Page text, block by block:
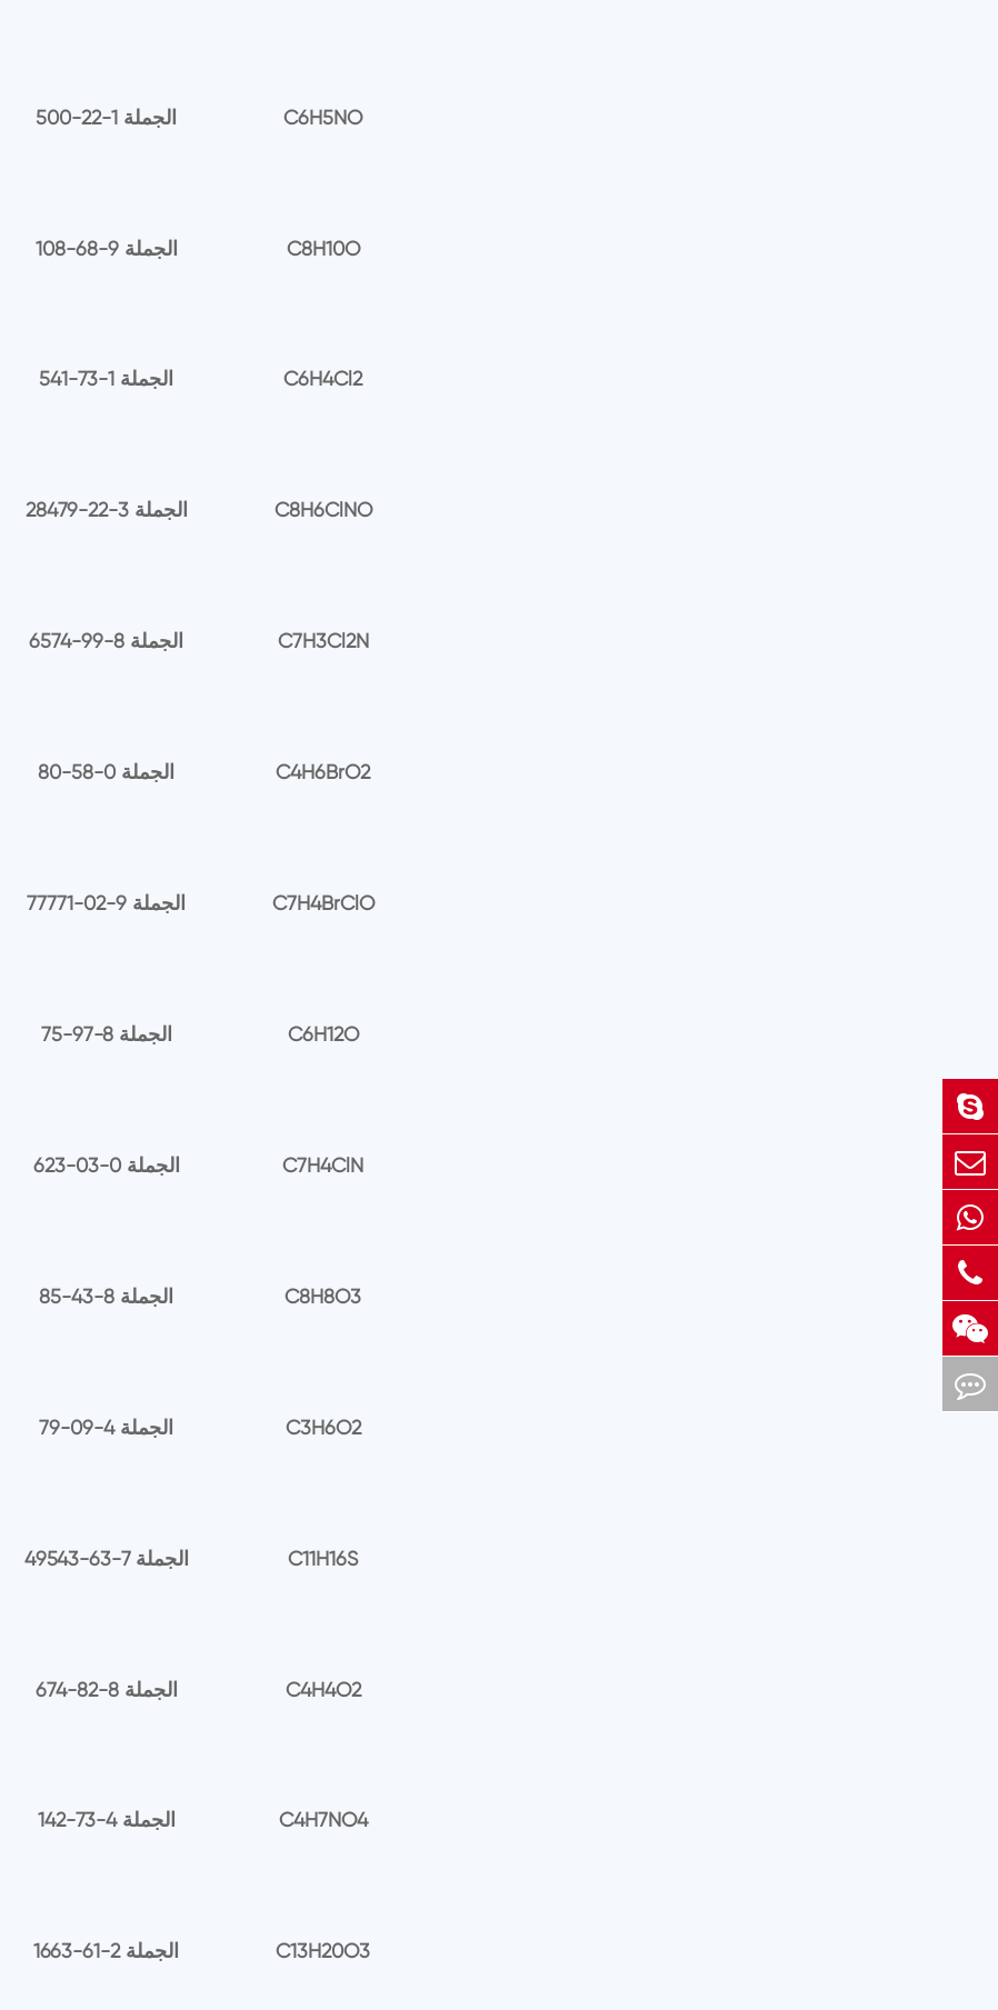
500-22-1 الجملة C6H5NO
108-68-9 الجملة C8H10O
541-73-1 الجملة C6H4Cl2
28479-22-3 الجملة C8H6ClNO
6574-99-8 الجملة C7H3Cl2N
80-58-0 الجملة C4H6BrO2
77771-02-9 الجملة C7H4BrClO
75-97-8 الجملة C6H12O
623-03-0 الجملة C7H4ClN
85-43-8 الجملة C8H8O3
79-09-4 الجملة C3H6O2
49543-63-7 الجملة C11H16S
674-82-8 الجملة C4H4O2
142-73-4 الجملة C4H7NO4
1663-61-2 الجملة C13H20O3